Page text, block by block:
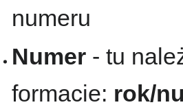
numeru
Numer - tu
formacie: rok/